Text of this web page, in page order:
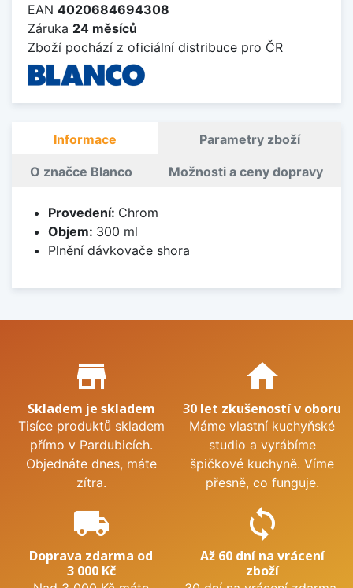
EAN 4020684694308
Záruka 24 měsíců
Zboží pochází z oficiální distribuce pro ČR
Informace Parametry zboží
O značce Blanco Možnosti a ceny dopravy
Provedení: Chrom
Objem: 300 ml
Plnění dávkovače shora
Proč nakupovat u nás?
store_mall_directory
Skladem je skladem
Tisíce produktů skladem
přímo v Pardubicích.
Objednáte dnes, máte
zítra.
home
30 let zkušeností v oboru
Máme vlastní kuchyňské
studio a vyrábíme
špičkové kuchyně. Víme
přesně, co funguje.
local_shipping
Doprava zdarma od
3 000 Kč
sync
Až 60 dní na vrácení
zboží